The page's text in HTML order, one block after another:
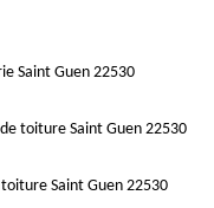
Saint Guen 22530
toiture Saint Guen 22530
Saint Guen 22530